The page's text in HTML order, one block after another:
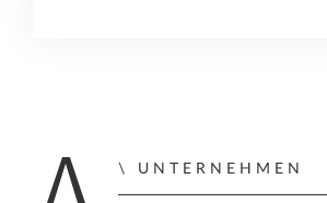
UNTERNEHMEN